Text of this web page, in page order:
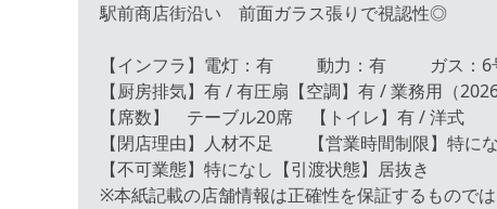
駅前商店街沿い 前面ガラス張りで視認性◎
【インフラ】電灯：有 動力：有 ガス：
【厨房排気】有 / 有圧扇【空調】有 / 業務用（
【席数】 テーブル20席 【トイレ】有 / 洋式
【閉店理由】人材不足 【営業時間制限】特
【不可業態】特になし【引渡状態】居抜き
※本紙記載の店舗情報は正確性を保証するものでは